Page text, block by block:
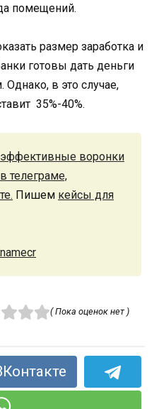
помещений.
размер заработка и
готовы дать деньги
в это случае,
35%-40%.
эффективные воронки
телеграме,
Пишем кейсы для
( Пока оценок нет )